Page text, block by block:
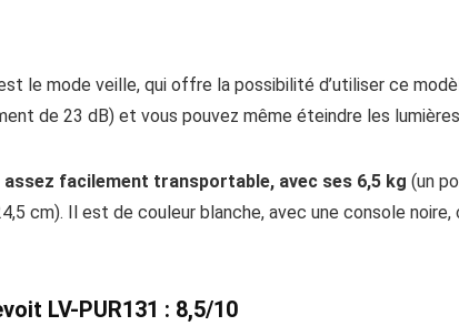
le mode veille, qui offre la possibilité d’utiliser ce
de 23 dB) et vous pouvez même éteindre les
assez facilement transportable, avec ses 6,5 kg (un
cm). Il est de couleur blanche, avec une console noire,
LV-PUR131 : 8,5/10